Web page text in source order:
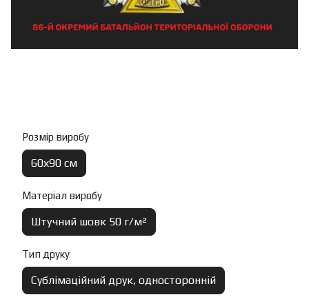
Розмір виробу
60х90 см
Матеріал виробу
Штучний шовк 50 г/м²
Тип друку
Сублімаційний друк, односторонній